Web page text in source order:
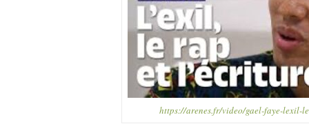
https://arenes.fr/video/gael-faye-lexil-